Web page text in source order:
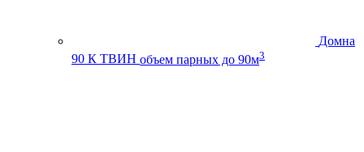
Домна
90 К ТВИН объем парных до 90м3